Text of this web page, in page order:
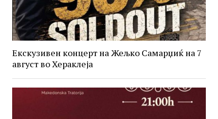
Екскузивен концерт на Жељко Самарџиќ на 7
август во Хераклеја